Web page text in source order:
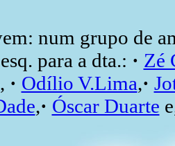
num grupo de
para a dta.: · Zé
· Odílio V.Lima,·
,· Óscar Duarte